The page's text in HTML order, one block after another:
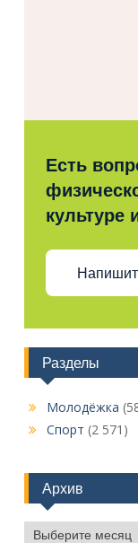
Есть
культуре
Разделы
Молодёжка
Спорт (2 571)
Архив
Архив